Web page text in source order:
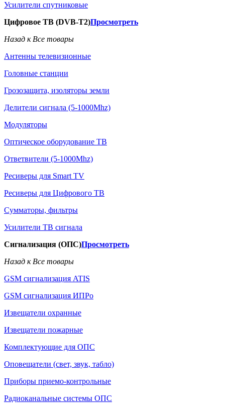
Усилители спутниковые
Цифровое ТВ (DVB-T2)Просмотреть
Назад к Все товары
Антенны телевизионные
Головные станции
Грозозащита, изоляторы земли
Делители сигнала (5-1000Mhz)
Модуляторы
Оптическое оборудование ТВ
Ответвители (5-1000Mhz)
Ресиверы для Smart TV
Ресиверы для Цифрового ТВ
Сумматоры, фильтры
Усилители ТВ сигнала
Сигнализация (ОПС)Просмотреть
Назад к Все товары
GSM сигнализация ATIS
GSM сигнализация ИПРо
Извещатели охранные
Извещатели пожарные
Комплектующие для ОПС
Оповещатели (свет, звук, табло)
Приборы приемо-контрольные
Радиоканальные системы ОПС